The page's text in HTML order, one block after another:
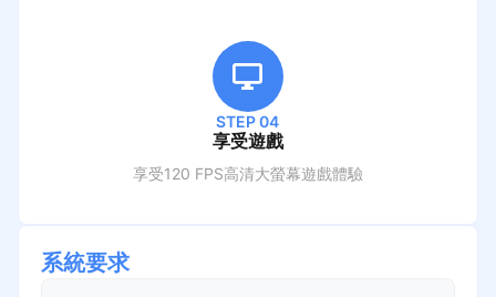
STEP 04
享受遊戲
享受120 FPS高清大螢幕遊戲體驗
系統要求